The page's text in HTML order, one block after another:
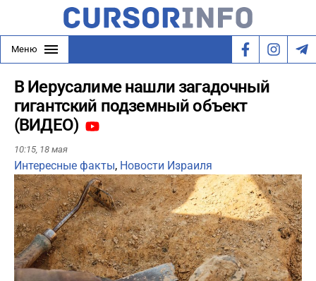
Меню
В Иерусалиме нашли загадочный
гигантский подземный объект
(ВИДЕО)
10:15, 18 мая
Интересные факты, Новости Израиля